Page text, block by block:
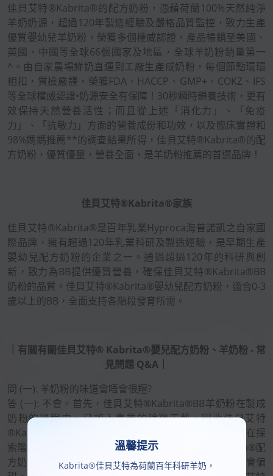
佳貝艾特®Kabrita®的配方奶粉，憑藉荷蘭100%天然純淨
羊奶奶源，超過120年製造經驗及嚴格品質監控，致力生產
優質嬰幼兒羊奶粉，榮獲多個權威認證，產品暢銷至美國、
英國、中國等全球66個國家及地區，全球羊奶粉銷量第一
^。由自家農場鮮奶直運到工廠生產成奶粉，每個節點環環
相扣，質檢嚴謹，榮獲FDA、HACCP、GMP+、COKZ、IFS
等全球權威認證•奶源安全有保障！30秒瞬時鎖養技術，更有
效保持天然營養活性；而且從上述「消化力」、「免疫
力」、「抗敏力」方面的營養成份和功效，以及臨床實證和
98%媽媽推薦**的調查結果所得，佳貝艾特®Kabrita®的配
方奶粉，優質優量，營養全面，是羊奶粉推薦的首選品牌！
佳貝艾特®Kabrita®家族
佳貝艾特®Kabrita®是百年乳業Hyproca海普諾凱之自家國
際品牌，擁有超過120年乳業科研及製造經驗，是早期生產
嬰幼兒配方奶粉的企業之一。通過超過120年的科研與創
新，致力為BB提供優質營養，確保佳貝艾特®Kabrita®BB
奶粉的品質。佳貝艾特®Kabrita®嬰幼兒配方奶粉，適合0-3
歲以上的BB，全面支持各階段發育所需。
｜有關有關佳貝艾特® Kabrita®嬰兒配方奶粉、羊奶粉 - 常
見問題 Q&A｜
問 (一): 羊奶粉的味道會唔會很羶?
答 (一): 不會。首先，佳貝艾特®Kabrita®BB羊奶粉在製成
奶粉的過程中，已加入專業的除羶工藝，因此佳貝艾特
®Kabrita®配方奶粉不會有羶味，而且BB對各種味道還在探
索階段，接受程度一般較大。此外，佳貝艾特®Kabrita®配
方奶粉沒有添加蔗糖、麥芽糊精、香料、香精，味道不會偏
溫馨提示
Kabrita®佳貝艾特為荷蘭百年科研羊奶，